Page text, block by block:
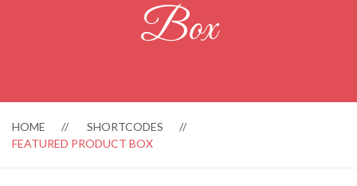
Box
HOME
SHORTCODES
FEATURED PRODUCT BOX